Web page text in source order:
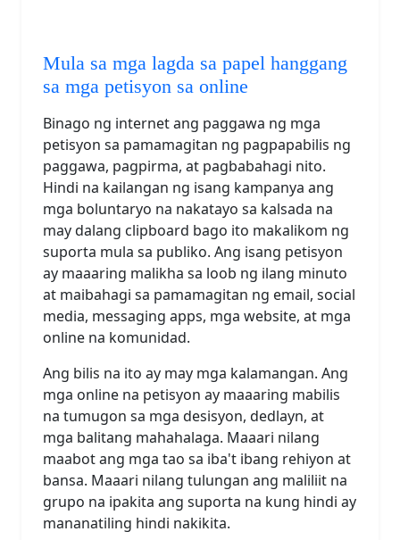
Mula sa mga lagda sa papel hanggang
sa mga petisyon sa online
Binago ng internet ang paggawa ng mga
petisyon sa pamamagitan ng pagpapabilis ng
paggawa, pagpirma, at pagbabahagi nito.
Hindi na kailangan ng isang kampanya ang
mga boluntaryo na nakatayo sa kalsada na
may dalang clipboard bago ito makalikom ng
suporta mula sa publiko. Ang isang petisyon
ay maaaring malikha sa loob ng ilang minuto
at maibahagi sa pamamagitan ng email, social
media, messaging apps, mga website, at mga
online na komunidad.
Ang bilis na ito ay may mga kalamangan. Ang
mga online na petisyon ay maaaring mabilis
na tumugon sa mga desisyon, dedlayn, at
mga balitang mahahalaga. Maaari nilang
maabot ang mga tao sa iba't ibang rehiyon at
bansa. Maaari nilang tulungan ang maliliit na
grupo na ipakita ang suporta na kung hindi ay
mananatiling hindi nakikita.